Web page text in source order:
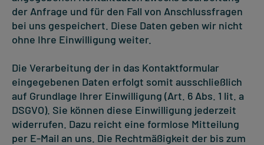
der Anfrage und für den Fall von Anschlussfragen
bei uns gespeichert. Diese Daten geben wir nicht
ohne Ihre Einwilligung weiter.
Die Verarbeitung der in das Kontaktformular
eingegebenen Daten erfolgt somit ausschließlich
auf Grundlage Ihrer Einwilligung (Art. 6 Abs. 1 lit. a
DSGVO). Sie können diese Einwilligung jederzeit
widerrufen. Dazu reicht eine formlose Mitteilung
per E-Mail an uns. Die Rechtmäßigkeit der bis zum